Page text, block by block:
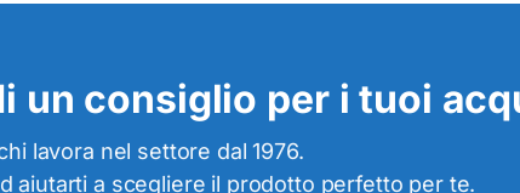
un consiglio per i tuoi
lavora nel settore dal 1976.
aiutarti a scegliere il prodotto perfetto per te.